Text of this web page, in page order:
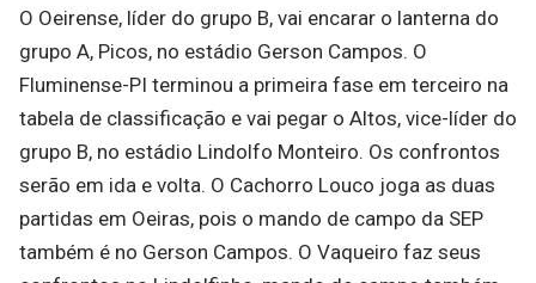
O Oeirense, líder do grupo B, vai encarar o lanterna do
grupo A, Picos, no estádio Gerson Campos. O
Fluminense-PI terminou a primeira fase em terceiro na
tabela de classificação e vai pegar o Altos, vice-líder do
grupo B, no estádio Lindolfo Monteiro. Os confrontos
serão em ida e volta. O Cachorro Louco joga as duas
partidas em Oeiras, pois o mando de campo da SEP
também é no Gerson Campos. O Vaqueiro faz seus